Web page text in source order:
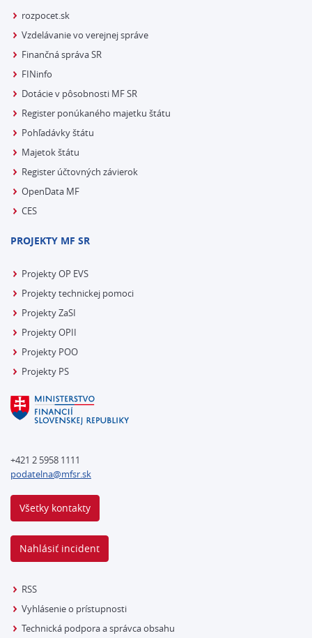
rozpocet.sk
Vzdelávanie vo verejnej správe
Finančná správa SR
FINinfo
Dotácie v pôsobnosti MF SR
Register ponúkaného majetku štátu
Pohľadávky štátu
Majetok štátu
Register účtovných závierok
OpenData MF
CES
PROJEKTY MF SR
Projekty OP EVS
Projekty technickej pomoci
Projekty ZaSI
Projekty OPII
Projekty POO
Projekty PS
+421 2 5958 1111
podatelna@mfsr.sk
Všetky kontakty
Nahlásiť incident
RSS
Vyhlásenie o prístupnosti
Technická podpora a správca obsahu